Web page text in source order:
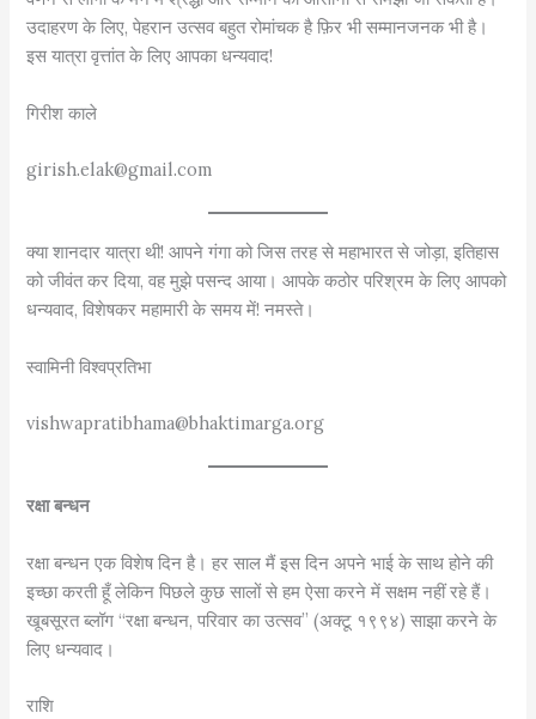
उदाहरण के लिए, पेहरान उत्सव बहुत रोमांचक है फ़िर भी सम्मानजनक भी है।
इस यात्रा वृत्तांत के लिए आपका धन्यवाद!
गिरीश काले
girish.elak@gmail.com
क्या शानदार यात्रा थी! आपने गंगा को जिस तरह से महाभारत से जोड़ा, इतिहास
को जीवंत कर दिया, वह मुझे पसन्द आया। आपके कठोर परिश्रम के लिए आपको
धन्यवाद, विशेषकर महामारी के समय में! नमस्ते।
स्वामिनी विश्वप्रतिभा
vishwapratibhama@bhaktimarga.org
रक्षा बन्धन
रक्षा बन्धन एक विशेष दिन है। हर साल मैं इस दिन अपने भाई के साथ होने की
इच्छा करती हूँ लेकिन पिछले कुछ सालों से हम ऐसा करने में सक्षम नहीं रहे हैं।
खूबसूरत ब्लॉग “रक्षा बन्धन, परिवार का उत्सव” (अक्टू १९९४) साझा करने के
लिए धन्यवाद।
राशि